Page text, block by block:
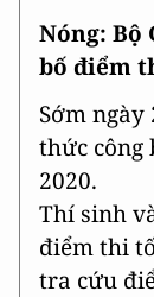
Nóng: Bộ
bố điểm
Sớm ngày
thức công
2020.
Thí sinh
điểm thi
tra cứu